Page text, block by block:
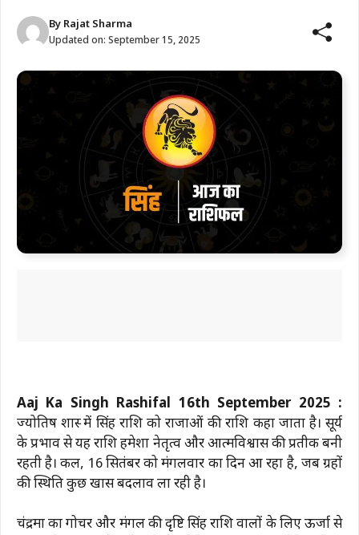
By Rajat Sharma
Updated on: September 15, 2025
Aaj Ka Singh Rashifal 16th September 2025 :
ज्योतिष शास्त्र में सिंह राशि को राजाओं की राशि कहा जाता है। सूर्य
के प्रभाव से यह राशि हमेशा नेतृत्व और आत्मविश्वास की प्रतीक बनी
रहती है। कल, 16 सितंबर को मंगलवार का दिन आ रहा है, जब ग्रहों
की स्थिति कुछ खास बदलाव ला रही है।
चंद्रमा का गोचर और मंगल की दृष्टि सिंह राशि वालों के लिए ऊर्जा से